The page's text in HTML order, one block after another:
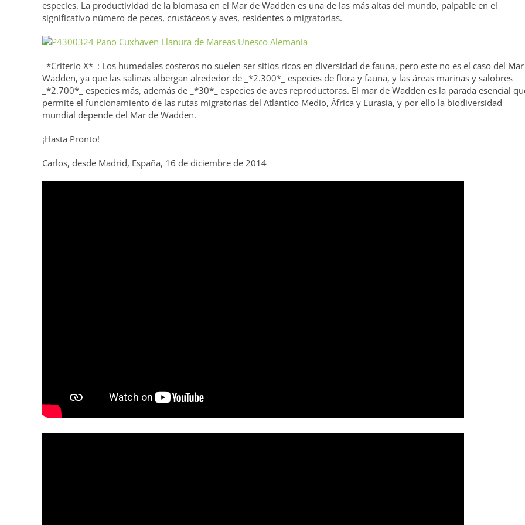
especies. La productividad de la biomasa en el Mar de Wadden es una de las más altas del mundo, palpable en el
significativo número de peces, crustáceos y aves, residentes o migratorias.
_*Criterio X*_: Los humedales costeros no suelen ser sitios ricos en diversidad de fauna, pero este no es el caso del
Wadden, ya que las salinas albergan alrededor de _*2.300*_ especies de flora y fauna, y las áreas marinas y salobres
_*2.700*_ especies más, además de _*30*_ especies de aves reproductoras. El mar de Wadden es la parada esencial
permite el funcionamiento de las rutas migratorias del Atlántico Medio, África y Eurasia, y por ello la biodiversidad
mundial depende del Mar de Wadden.
¡Hasta Pronto!
Carlos, desde Madrid, España, 16 de diciembre de 2014